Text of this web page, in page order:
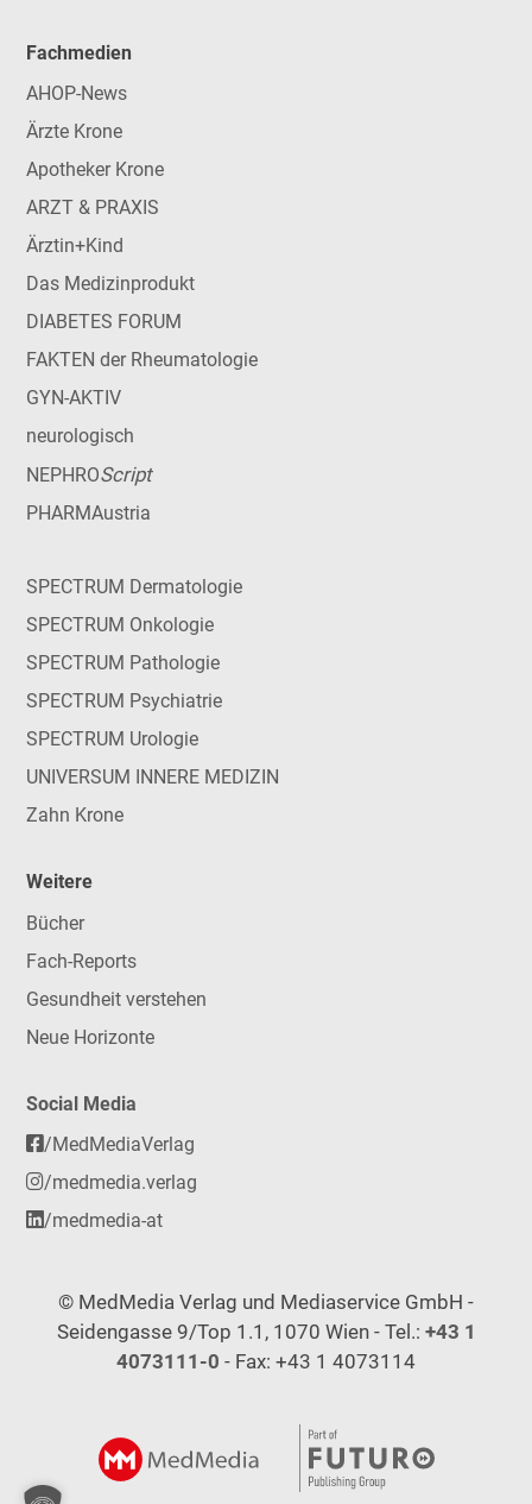
Fachmedien
AHOP-News
Ärzte Krone
Apotheker Krone
ARZT & PRAXIS
Ärztin+Kind
Das Medizinprodukt
DIABETES FORUM
FAKTEN der Rheumatologie
GYN-AKTIV
neurologisch
NEPHROScript
PHARMAustria
SPECTRUM Dermatologie
SPECTRUM Onkologie
SPECTRUM Pathologie
SPECTRUM Psychiatrie
SPECTRUM Urologie
UNIVERSUM INNERE MEDIZIN
Zahn Krone
Weitere
Bücher
Fach-Reports
Gesundheit verstehen
Neue Horizonte
Social Media
/MedMediaVerlag
/medmedia.verlag
/medmedia-at
© MedMedia Verlag und Mediaservice GmbH -
Seidengasse 9/Top 1.1, 1070 Wien - Tel.: +43 1
4073111-0 - Fax: +43 1 4073114